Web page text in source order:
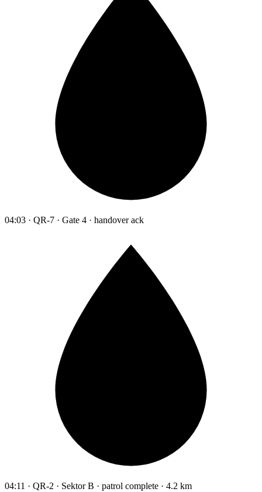
04:03 · QR-7 · Gate 4 · handover ack
04:11 · QR-2 · Sektor B · patrol complete · 4.2 km